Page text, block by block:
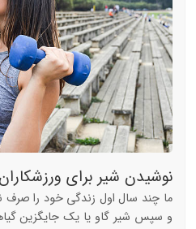
نوشیدن شیر برای
ما چند سال اول زندگی خود را صرف
و سپس شیر گاو یا یک جایگزین